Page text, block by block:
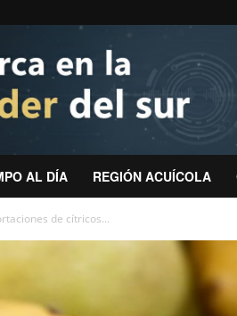
AL DÍA REGIÓN ACUÍCOLA
de cítricos...